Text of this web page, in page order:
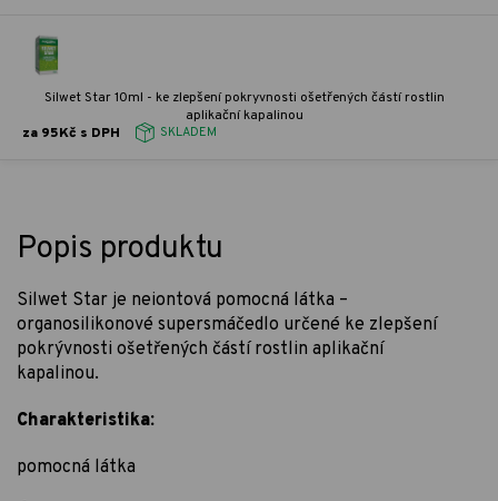
Silwet Star 10ml - ke zlepšení pokryvnosti ošetřených částí rostlin
aplikační kapalinou
za 95Kč s DPH
SKLADEM
Popis produktu
Silwet Star je neiontová pomocná látka –
organosilikonové supersmáčedlo určené ke zlepšení
pokrývnosti ošetřených částí rostlin aplikační
kapalinou.
Charakteristika:
pomocná látka